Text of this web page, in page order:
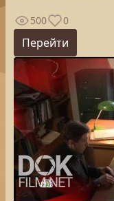
500 0
Перейти